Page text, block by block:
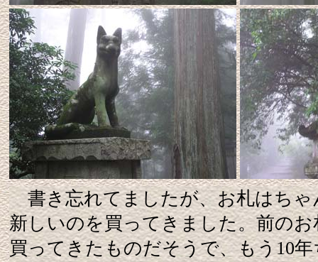
書き忘れてましたが、お札はちゃ
新しいのを買ってきました。前の
買ってきたものだそうで、もう10